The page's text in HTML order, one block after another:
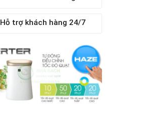
Hỗ trợ khách hàng 24/7